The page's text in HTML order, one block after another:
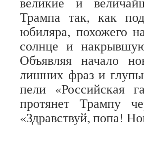
Трампа так, как
юбиляра, похожего
солнце и
Объявляя начало
лишних фраз и
пели «Российская
протянет Трампу
«Здравствуй, попа!